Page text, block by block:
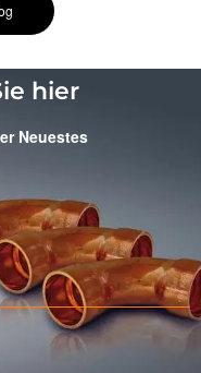
hier
Neuestes